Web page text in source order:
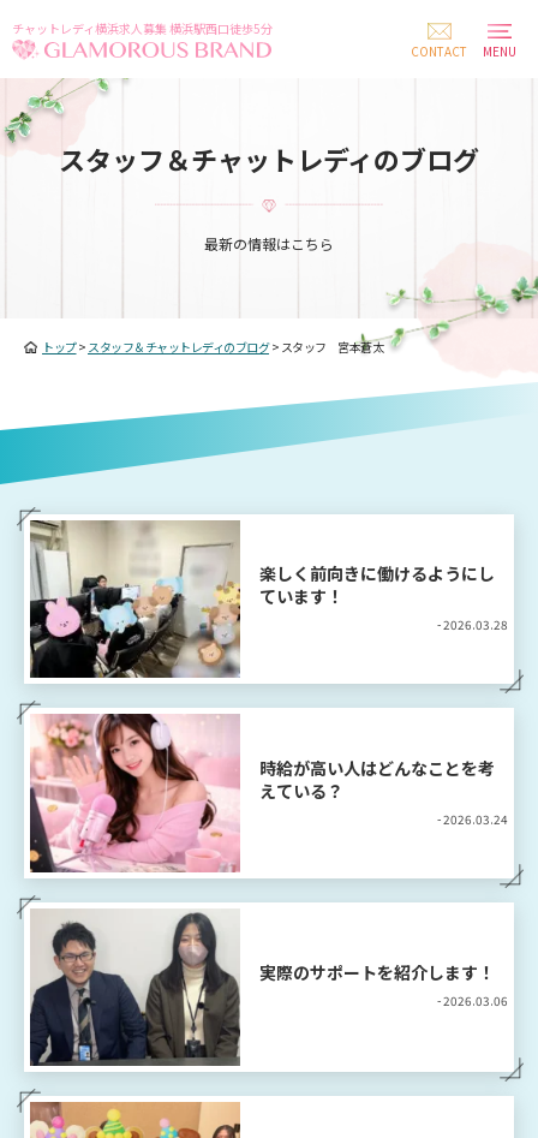
チャットレディ横浜求人募集 横浜駅西口徒歩5分
CONTACT
MENU
スタッフ＆チャットレディのブログ
最新の情報はこちら
トップ> スタッフ＆チャットレディのブログ> スタッフ 宮本蒼太
楽しく前向きに働けるようにし
ています！
- 2026.03.28
時給が高い人はどんなことを考
えている？
- 2026.03.24
実際のサポートを紹介します！
- 2026.03.06